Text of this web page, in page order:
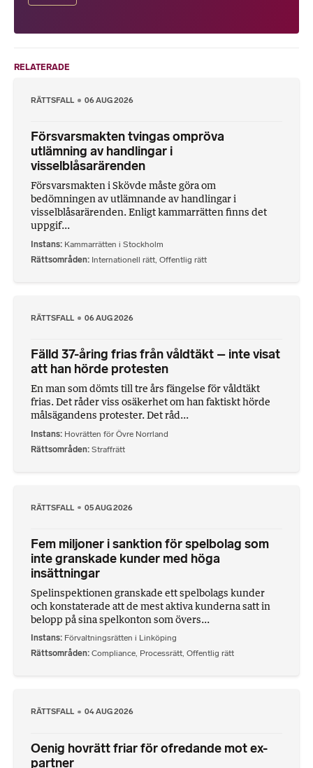
RELATERADE
RÄTTSFALL 06 AUG 2026
Försvarsmakten tvingas ompröva
utlämning av handlingar i
visselblåsarärenden
Försvarsmakten i Skövde måste göra om
bedömningen av utlämnande av handlingar i
visselblåsarärenden. Enligt kammarrätten finns det
uppgif...
Instans Kammarrätten i Stockholm
Rättsområden Internationell rätt Offentlig rätt
RÄTTSFALL 06 AUG 2026
Fälld 37-åring frias från våldtäkt – inte visat
att han hörde protesten
En man som dömts till tre års fängelse för våldtäkt
frias. Det råder viss osäkerhet om han faktiskt hörde
målsägandens protester. Det råd...
Instans Hovrätten för Övre Norrland
Rättsområden Straffrätt
RÄTTSFALL 05 AUG 2026
Fem miljoner i sanktion för spelbolag som
inte granskade kunder med höga
insättningar
Spelinspektionen granskade ett spelbolags kunder
och konstaterade att de mest aktiva kunderna satt in
belopp på sina spelkonton som övers...
Instans Förvaltningsrätten i Linköping
Rättsområden Compliance, Processrätt, Offentlig rätt
RÄTTSFALL 04 AUG 2026
Oenig hovrätt friar för ofredande mot ex-
partner